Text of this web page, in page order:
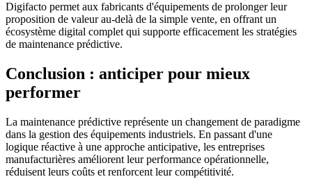
Digifacto permet aux fabricants d'équipements de prolonger leur
proposition de valeur au-delà de la simple vente, en offrant un
écosystème digital complet qui supporte efficacement les stratégies
de maintenance prédictive.
Conclusion : anticiper pour mieux
performer
La maintenance prédictive représente un changement de paradigme
dans la gestion des équipements industriels. En passant d'une
logique réactive à une approche anticipative, les entreprises
manufacturières améliorent leur performance opérationnelle,
réduisent leurs coûts et renforcent leur compétitivité.